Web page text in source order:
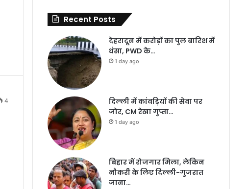
4
Recent Posts
देहरादून में करोड़ों का पुल बारिश में
धंसा, PWD के…
1 day ago
दिल्ली में कांवड़ियों की सेवा पर
जोर, CM रेखा गुप्ता…
1 day ago
बिहार में रोजगार मिला, लेकिन
नौकरी के लिए दिल्ली-गुजरात
जाना…